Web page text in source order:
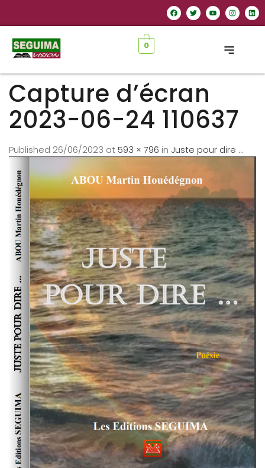
0
Capture d’écran
2023-06-24 110637
Published 26/06/2023 at593 × 796 in Juste pour dire …